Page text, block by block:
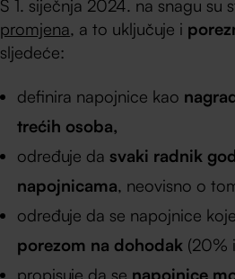
S 1. siječnja 2024. na snagu su
promjena, a to uključuje i
sljedeće:
definira napojnice kao
trećih osoba,
određuje da svaki radnik
napojnicama, neovisno o
određuje da se napojnice
porezom na dohodak (20%
propisuje da se napojnice